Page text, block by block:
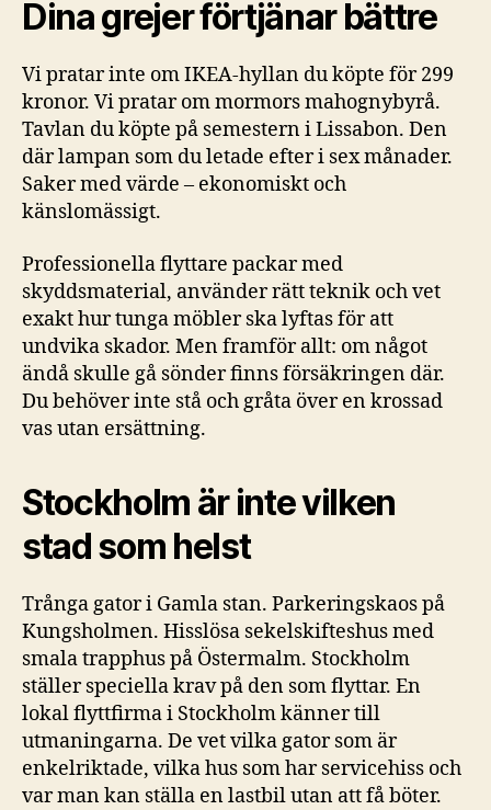
Dina grejer förtjänar bättre
Vi pratar inte om IKEA-hyllan du köpte för 299
kronor. Vi pratar om mormors mahognybyrå.
Tavlan du köpte på semestern i Lissabon. Den
där lampan som du letade efter i sex månader.
Saker med värde – ekonomiskt och
känslomässigt.
Professionella flyttare packar med
skyddsmaterial, använder rätt teknik och vet
exakt hur tunga möbler ska lyftas för att
undvika skador. Men framför allt: om något
ändå skulle gå sönder finns försäkringen där.
Du behöver inte stå och gråta över en krossad
vas utan ersättning.
Stockholm är inte vilken
stad som helst
Trånga gator i Gamla stan. Parkeringskaos på
Kungsholmen. Hisslösa sekelskifteshus med
smala trapphus på Östermalm. Stockholm
ställer speciella krav på den som flyttar. En
lokal flyttfirma i Stockholm känner till
utmaningarna. De vet vilka gator som är
enkelriktade, vilka hus som har servicehiss och
var man kan ställa en lastbil utan att få böter.